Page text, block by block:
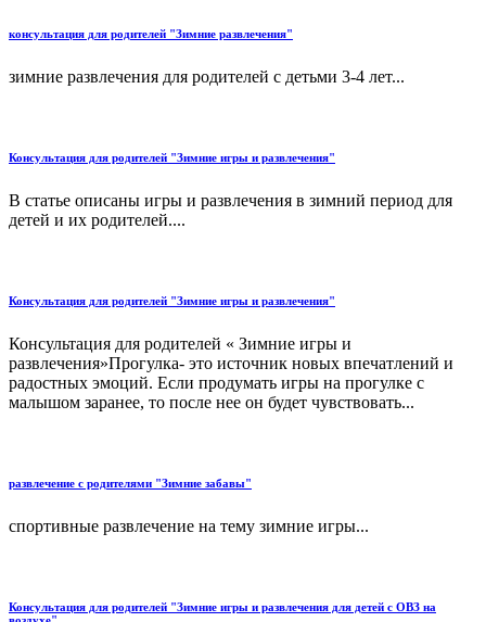
консультация для родителей "Зимние развлечения"
зимние развлечения для родителей с детьми 3-4 лет...
Консультация для родителей "Зимние игры и развлечения"
В статье описаны игры и развлечения в зимний период для
детей и их родителей....
Консультация для родителей "Зимние игры и развлечения"
Консультация для родителей « Зимние игры и
развлечения»Прогулка- это источник новых впечатлений и
радостных эмоций. Если продумать игры на прогулке с
малышом заранее, то после нее он будет чувствовать...
развлечение с родителями "Зимние забавы"
спортивные развлечение на тему зимние игры...
Консультация для родителей "Зимние игры и развлечения для детей с ОВЗ на
воздухе"